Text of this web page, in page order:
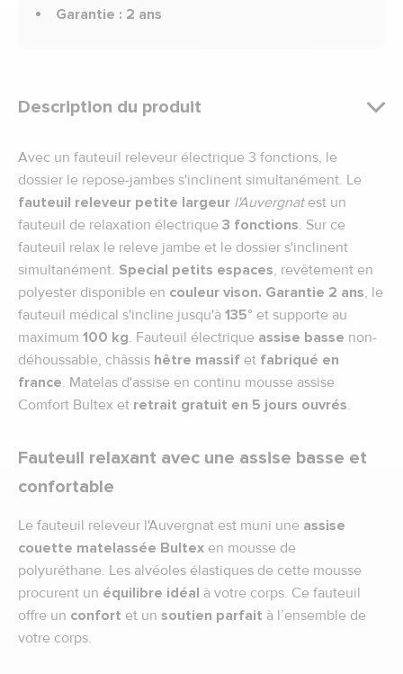
Garantie : 2 ans
Description du produit
Avec un fauteuil releveur électrique 3 fonctions, le
dossier le repose-jambes s'inclinent simultanément. Le
fauteuil releveur petite largeur l'Auvergnat est un
fauteuil de relaxation électrique 3 fonctions. Sur ce
fauteuil relax le releve jambe et le dossier s'inclinent
simultanément. Special petits espaces, revêtement en
polyester disponible en couleur vison. Garantie 2 ans, le
fauteuil médical s'incline jusqu'à 135° et supporte au
maximum 100 kg. Fauteuil électrique assise basse non-
déhoussable, châssis hêtre massif et fabriqué en
france. Matelas d'assise en continu mousse assise
Comfort Bultex et retrait gratuit en 5 jours ouvrés.
Fauteuil relaxant avec une assise basse et
confortable
Le fauteuil releveur l'Auvergnat est muni une assise
couette matelassée Bultex en mousse de
polyuréthane. Les alvéoles élastiques de cette mousse
procurent un équilibre idéal à votre corps. Ce fauteuil
offre un confort et un soutien parfait à l’ensemble de
votre corps.